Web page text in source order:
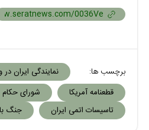
برچسب ها:
نمایندگی ایران در
قطعنامه آمریکا
شورای حکام
تاسیسات اتمی ایران
جنگ